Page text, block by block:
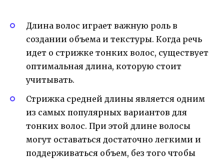
Длина волос играет важную роль в
создании объема и текстуры. Когда речь
идет о стрижке тонких волос, существует
оптимальная длина, которую стоит
учитывать.
Стрижка средней длины является одним
из самых популярных вариантов для
тонких волос. При этой длине волосы
могут оставаться достаточно легкими и
поддерживаться объем, без того чтобы